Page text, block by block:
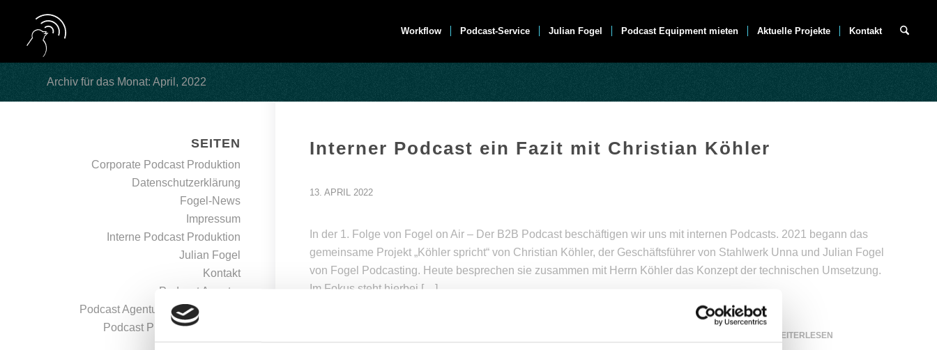
Workflow Podcast-Service Julian Fogel Podcast Equipment mieten Aktuelle Projekte Kontakt
Archiv für das Monat: April, 2022
Interner Podcast ein Fazit mit Christian Köhler
13. APRIL 2022
In der 1. Folge von Fogel on Air – Der B2B Podcast beschäftigen wir uns mit internen Podcasts. 2021 begann das
gemeinsame Projekt „Köhler spricht“ von Christian Köhler, der Geschäftsführer von Stahlwerk Unna und Julian Fogel
von Fogel Podcasting. Heute besprechen sie zusammen mit Herrn Köhler das Konzept der technischen Umsetzung.
Im Fokus steht hierbei […]
WEITERLESEN
SEITEN
Corporate Podcast Produktion
Datenschutzerklärung
Fogel-News
Impressum
Interne Podcast Produktion
Julian Fogel
Kontakt
Podcast Agentur
Podcast Agentur | Professionelle
Podcast Produktion – Fogel
Podcasting